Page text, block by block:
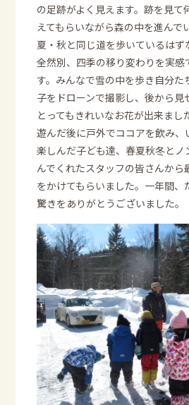
の足跡がよく見えます。跡を見て
えてもらいながら森の中を進んで
夏・秋と同じ道を歩いているは
全然別、四季の移り変わりを実感
す。みんなで雪の中を歩き自分た
子をドローンで撮影し、後から見
とってもきれいなお花が出来まし
遊んだ後に戸外でココアを飲み、
楽しんだ子ども達、春夏秋冬とノ
んでくれたスタッフの皆さんから
をかけてもらいました。一年間、
驚きをありがとうございました。